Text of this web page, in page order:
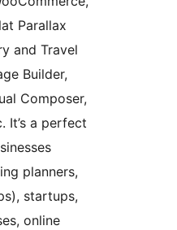
Parallax
and Travel
Builder,
Composer,
It’s a perfect
planners,
startups,
online